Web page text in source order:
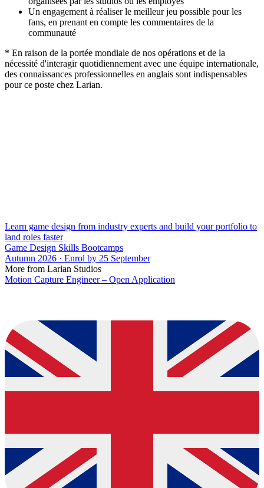
Un engagement à réaliser le meilleur jeu possible pour les
fans, en prenant en compte les commentaires de la
communauté
* En raison de la portée mondiale de nos opérations et de la
nécessité d'interagir quotidiennement avec une équipe internationale,
des connaissances professionnelles en anglais sont indispensables
pour ce poste chez Larian.
Learn game design from industry experts and build your portfolio to
land roles faster
Game Design Skills Bootcamps
Autumn 2026 · Enrol by 25 September
More from Larian Studios
Motion Capture Engineer – Open Application